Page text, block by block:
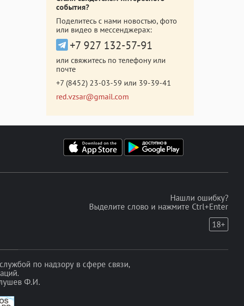
события?
Поделитесь с нами новостью, фото
или видео в мессенджерах:
+7 927 132-57-91
или свяжитесь по телефону или
почте
+7 (8452) 23-03-59 или 39-39-41
red.vzsar@gmail.com
Нашли ошибку?
Выделите слово и нажмите Ctrl+Enter
18+
по надзору в сфере связи,
Ф.И.